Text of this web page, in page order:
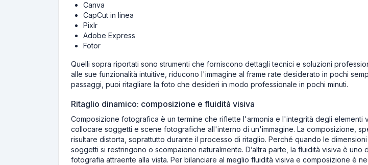
Canva
CapCut in linea
Pixlr
Adobe Express
Fotor
Quelli sopra riportati sono strumenti che forniscono dettagli tecnici e soluzioni
alle sue funzionalità intuitive, riducono l'immagine al frame rate desiderato in pochi
passaggi, puoi ritagliare la foto che desideri in modo professionale in pochi minuti.
Ritaglio dinamico: composizione e fluidità visiva
Composizione fotografica è un termine che riflette l'armonia e l'integrità degli elementi
collocare soggetti e scene fotografiche all'interno di un'immagine. La composizione,
risultare distorta, soprattutto durante il processo di ritaglio. Perché quando le
soggetti si restringono o scompaiono naturalmente. D’altra parte, la fluidità visiva è uno
fotografia attraente alla vista. Per bilanciare al meglio fluidità visiva e composizione è